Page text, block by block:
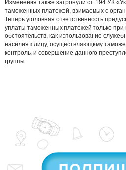
Изменения также затронули ст. 194 УК
таможенных платежей, взимаемых с
Теперь уголовная ответственность
уплаты таможенных платежей только при
обстоятельств, как использование
насилия к лицу, осуществляющему
контроль, и совершение данного
группы.